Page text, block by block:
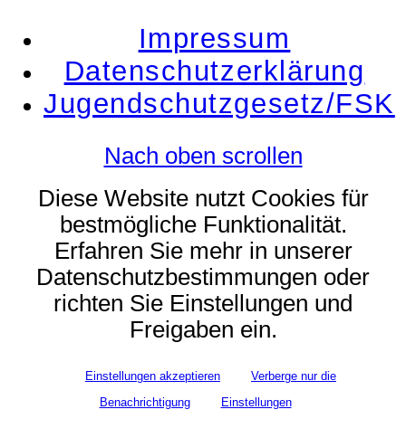
Impressum
Datenschutzerklärung
Jugendschutzgesetz/FSK
Nach oben scrollen
Diese Website nutzt Cookies für
bestmögliche Funktionalität.
Erfahren Sie mehr in unserer
Datenschutzbestimmungen oder
richten Sie Einstellungen und
Freigaben ein.
Einstellungen akzeptieren
Verberge nur die
Benachrichtigung
Einstellungen